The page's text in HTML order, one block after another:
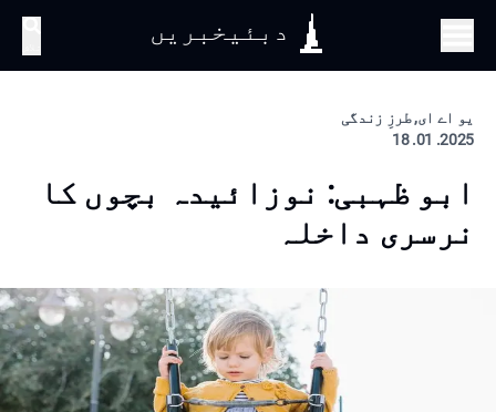
دبئیخبریں
یو اے ای, طرزِ زندگی
2025. 01. 18
ابو ظہبی: نوزائیدہ بچوں کا
نرسری داخلہ